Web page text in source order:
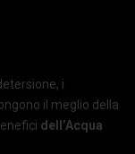
i
il meglio della
dell’Acqua